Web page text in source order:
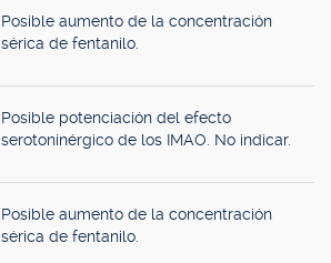
Posible aumento de la concentración
sérica de fentanilo.
Posible potenciación del efecto
serotoninérgico de los IMAO. No indicar.
Posible aumento de la concentración
sérica de fentanilo.